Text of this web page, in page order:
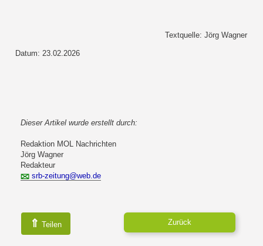
Textquelle: Jörg Wagner
Datum: 23.02.2026
Dieser Artikel wurde erstellt durch:
Redaktion MOL Nachrichten
Jörg Wagner
Redakteur
srb-zeitung@web.de
⇑ Teilen Zurück